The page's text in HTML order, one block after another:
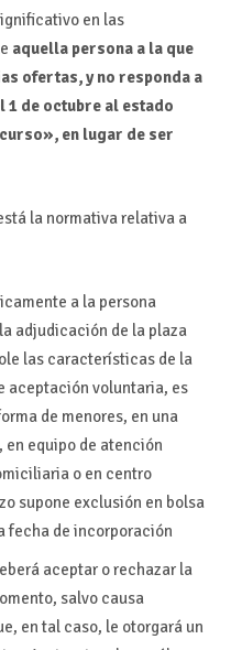
en las
aquella persona a la que
ofertas, y no responda a
de octubre al estado
en lugar de ser
la normativa relativa a
a la persona
adjudicación de la plaza
las características de la
aceptación voluntaria, es
de menores, en una
equipo de atención
o en centro
supone exclusión en bolsa
fecha de incorporación
aceptar o rechazar la
salvo causa
en tal caso, le otorgará un